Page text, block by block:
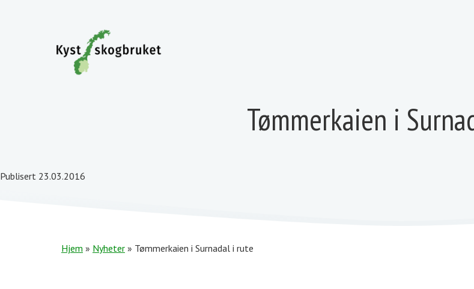
Tømmerkaien i
Publisert 23.03.2016
Hjem » Nyheter » Tømmerkaien i Surnadal i rute